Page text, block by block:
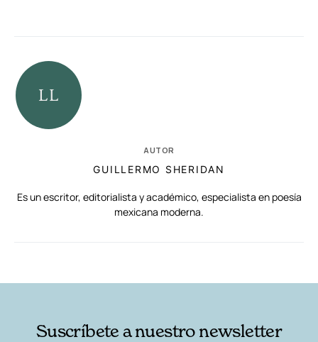
AUTOR
GUILLERMO SHERIDAN
Es un escritor, editorialista y académico, especialista en poesía
mexicana moderna.
Suscríbete a nuestro newsletter